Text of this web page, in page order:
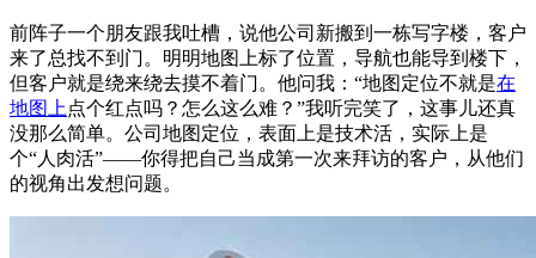
前阵子一个朋友跟我吐槽，说他公司新搬到一栋写字楼，客户
来了总找不到门。明明地图上标了位置，导航也能导到楼下，
但客户就是绕来绕去摸不着门。他问我：“地图定位不就是在
地图上 点个红点吗？怎么这么难？”我听完笑了，这事儿还真
没那么简单。公司地图定位，表面上是技术活，实际上是
个“人肉活”——你得把自己当成第一次来拜访的客户，从他们
的视角出发想问题。